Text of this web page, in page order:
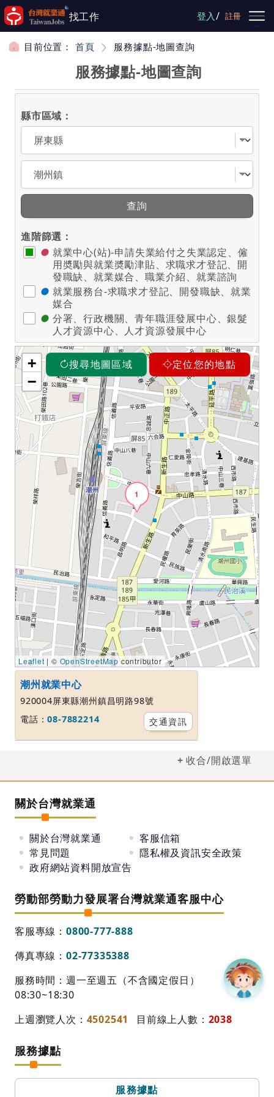
跳到主要內容
找工作 登入/ 註冊
目前位置： 首頁 服務據點-地圖查詢
服務據點-地圖查詢
縣市區域：
選擇縣市
選擇區域
查詢
進階篩選：
● 就業中心(站)-申請失業給付之失業認定、僱
用奬勵與就業奬勵津貼、求職求才登記、開
發職缺、就業媒合、職業介紹、就業諮詢
● 就業服務台-求職求才登記、開發職缺、就業
媒合
● 分署、行政機關、青年職涯發展中心、銀髮
人才資源中心、人才資源發展中心
搜尋地圖區域 定位您的地點
1
+
−
Leaflet | © OpenStreetMapcontributor
潮州就業中心
920004屏東縣潮州鎮昌明路98號
電話：08-7882214 交通資訊
收合/開啟選單
關於台灣就業通
關於台灣就業通
客服信箱
常見問題
隱私權及資訊安全政策
政府網站資料開放宣告
勞動部勞動力發展署台灣就業通客服中心
客服專線： 0800-777-888
傳真專線： 02-77335388
服務時間：週一至週五（不含國定假日）
08:30~18:30
上週瀏覽人次： 4502541 目前線上人數： 2038
服務據點
服務據點